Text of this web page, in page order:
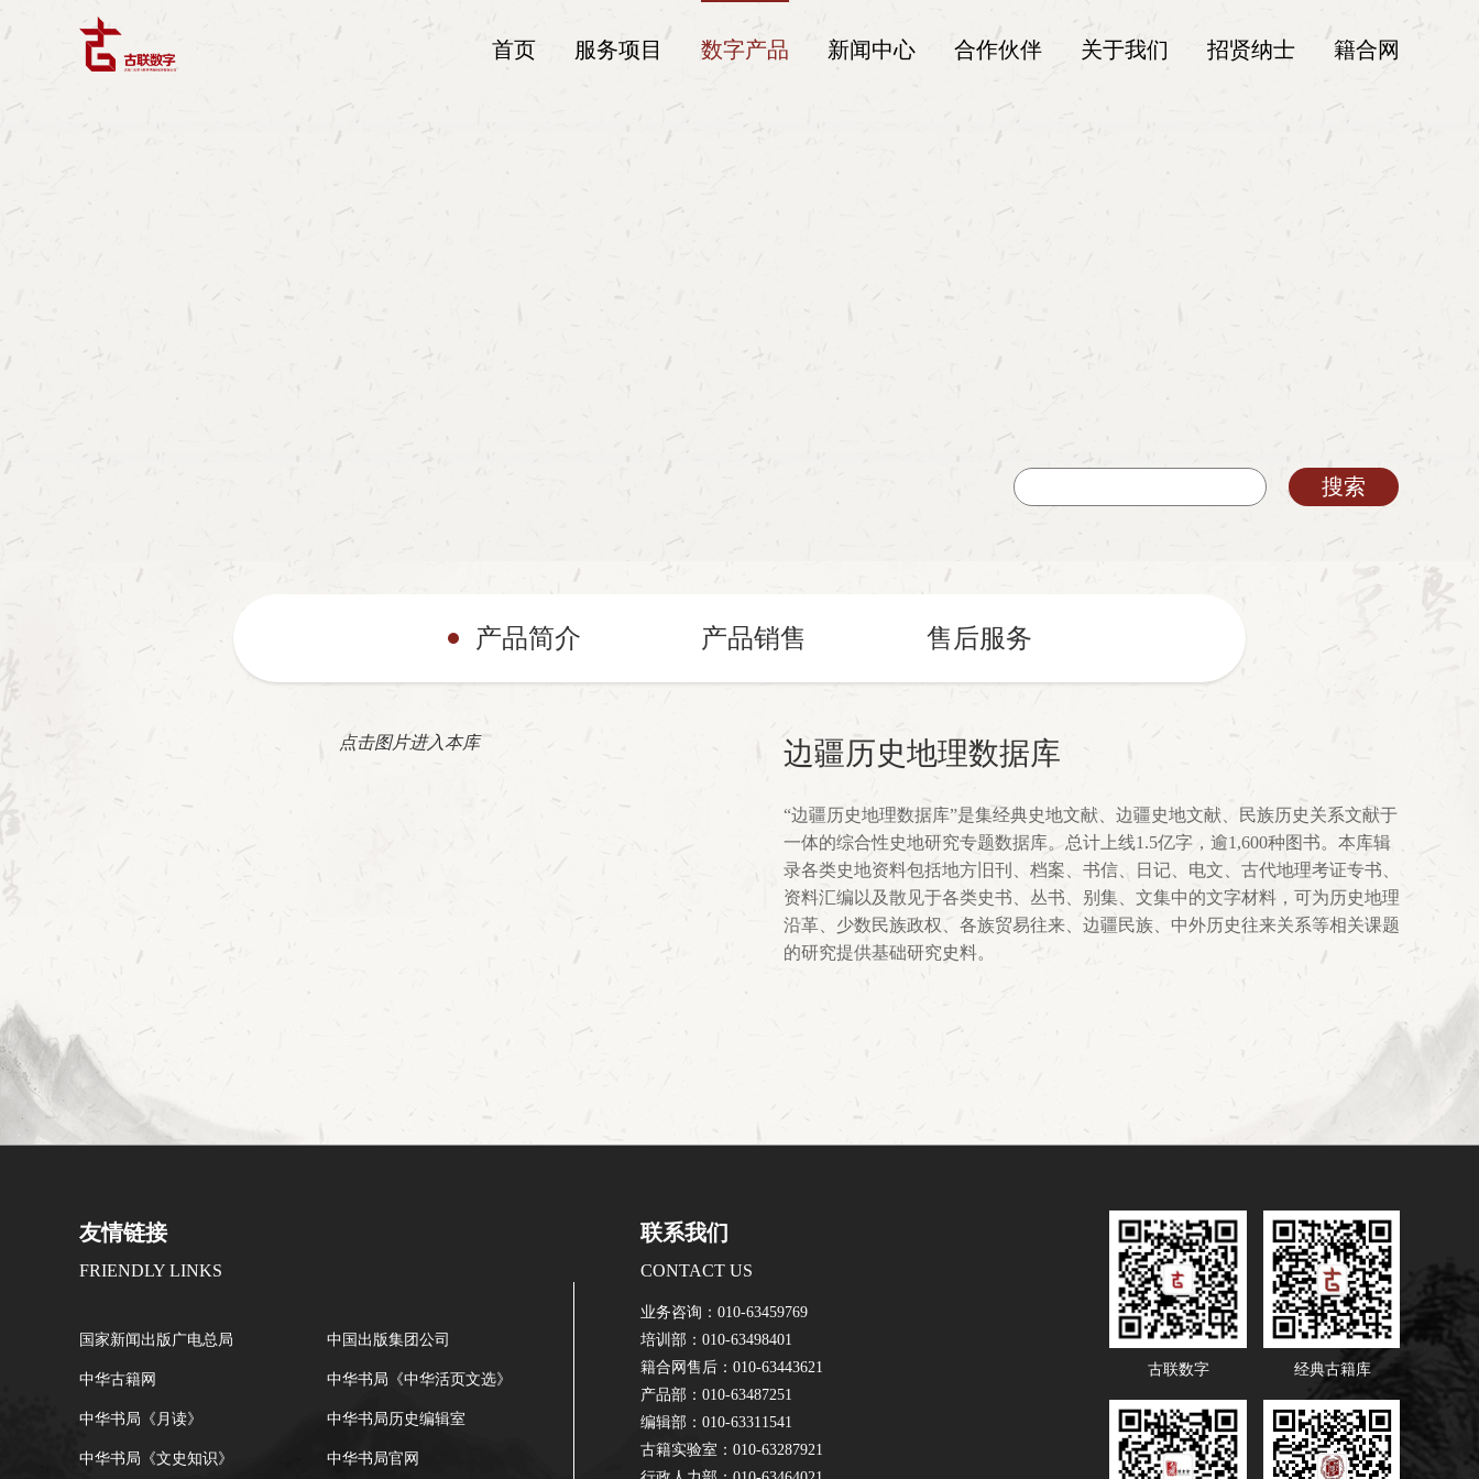
首页 服务项目 数字产品 新闻中心 合作伙伴 关于我们 招贤纳士 籍合网
搜索
产品简介 产品销售 售后服务
点击图片进入本库 边疆历史地理数据库
“边疆历史地理数据库”是集经典史地文献、边疆史地文献、民族历史关系文献于
一体的综合性史地研究专题数据库。总计上线1.5亿字，逾1,600种图书。本库辑
录各类史地资料包括地方旧刊、档案、书信、日记、电文、古代地理考证专书、
资料汇编以及散见于各类史书、丛书、别集、文集中的文字材料，可为历史地理
沿革、少数民族政权、各族贸易往来、边疆民族、中外历史往来关系等相关课题
的研究提供基础研究史料。
友情链接
FRIENDLY LINKS
国家新闻出版广电总局 中国出版集团公司
中华古籍网 中华书局《中华活页文选》
中华书局《月读》 中华书局历史编辑室
中华书局《文史知识》 中华书局官网
联系我们
CONTACT US
业务咨询：010-63459769
培训部：010-63498401
籍合网售后：010-63443621
产品部：010-63487251
编辑部：010-63311541
古籍实验室：010-63287921
古联数字 经典古籍库